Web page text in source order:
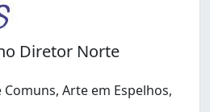
Diretor Norte
Arte em Espelhos,